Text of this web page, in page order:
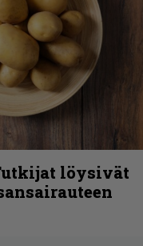
löysivät